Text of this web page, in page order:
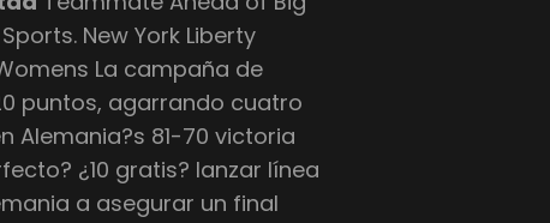
New York Liberty
La campaña de
puntos, agarrando cuatro
Alemania?s 81-70 victoria
¿10 gratis? lanzar línea
a asegurar un final